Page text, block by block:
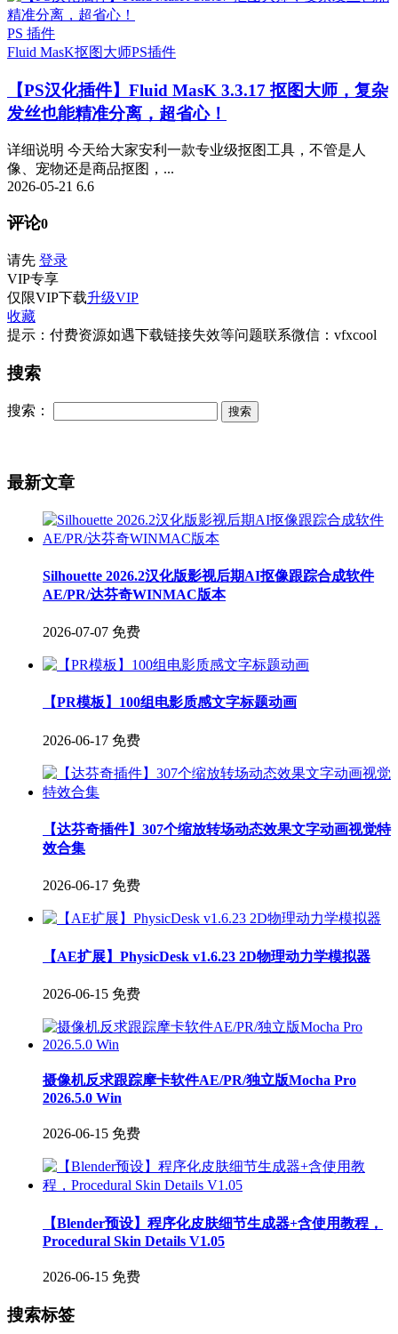
PS 插件
Fluid MasK抠图大师PS插件
【PS汉化插件】Fluid MasK 3.3.17 抠图大师，复杂
发丝也能精准分离，超省心！
详细说明 今天给大家安利一款专业级抠图工具，不管是人
像、宠物还是商品抠图，...
2026-05-21 6.6
评论0
请先 登录
VIP专享
仅限VIP下载升级VIP
收藏
提示：付费资源如遇下载链接失效等问题联系微信：vfxcool
搜索
搜索：
最新文章
Silhouette 2026.2汉化版影视后期AI抠像跟踪合成软件
AE/PR/达芬奇WINMAC版本
2026-07-07 免费
【PR模板】100组电影质感文字标题动画
2026-06-17 免费
【达芬奇插件】307个缩放转场动态效果文字动画视觉特
效合集
2026-06-17 免费
【AE扩展】PhysicDesk v1.6.23 2D物理动力学模拟器
2026-06-15 免费
摄像机反求跟踪摩卡软件AE/PR/独立版Mocha Pro
2026.5.0 Win
2026-06-15 免费
【Blender预设】程序化皮肤细节生成器+含使用教程，
Procedural Skin Details V1.05
2026-06-15 免费
搜索标签